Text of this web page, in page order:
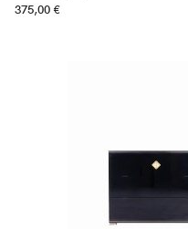
375,00 €